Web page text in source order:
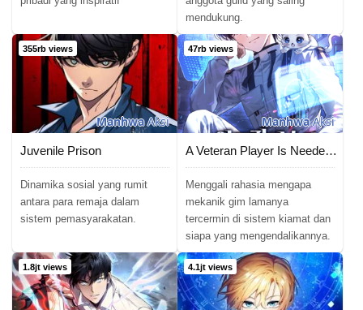
Chapter 103 09/06/2021
Chapter 102 26/05/2021
Chapter 101 03/04/2021
Chapter 100 30/03/2021
Chapter 99 28/02/2021
Chapter 98 26/02/2021
Chapter 97 29/12/2020
Chapter 96 15/11/2020
mendukung.
355rb views
ManhwaAksi
Juvenile Prison
Dinamika sosial yang rumit
antara para remaja dalam
sistem pemasyarakatan.
47rb views
ManhwaAksi
A Veteran Player Is Needed In The Apocalypse
Menggali rahasia mengapa
mekanik gim lamanya
tercermin di sistem kiamat dan
siapa yang mengendalikannya.
1.8jt views 4.1jt views